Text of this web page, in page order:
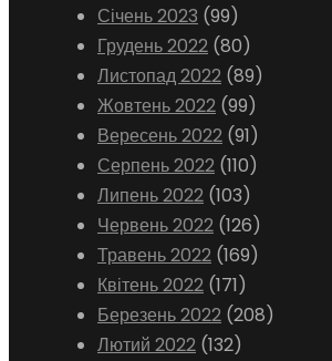
Січень 2023 (99)
Грудень 2022 (80)
Листопад 2022 (89)
Жовтень 2022 (99)
Вересень 2022 (91)
Серпень 2022 (110)
Липень 2022 (103)
Червень 2022 (126)
Травень 2022 (169)
Квітень 2022 (171)
Березень 2022 (208)
Лютий 2022 (132)